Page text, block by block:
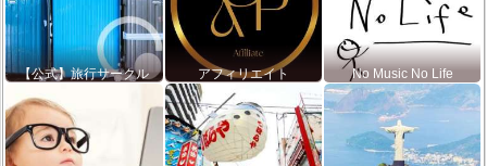
【公式】旅行サークル アフィリエイト No Music No Life